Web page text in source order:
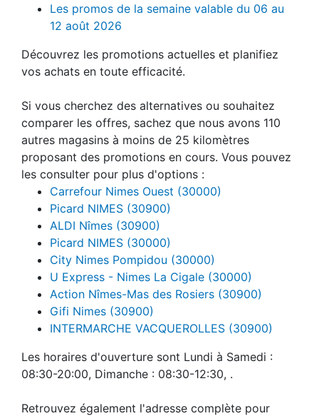
Les promos de la semaine valable du 06 au
12 août 2026
Découvrez les promotions actuelles et planifiez
vos achats en toute efficacité.
Si vous cherchez des alternatives ou souhaitez
comparer les offres, sachez que nous avons 110
autres magasins à moins de 25 kilomètres
proposant des promotions en cours. Vous pouvez
les consulter pour plus d'options :
Carrefour Nimes Ouest (30000)
Picard NIMES (30900)
ALDI Nîmes (30900)
Picard NIMES (30000)
City Nimes Pompidou (30000)
U Express - Nimes La Cigale (30000)
Action Nîmes-Mas des Rosiers (30900)
Gifi Nimes (30900)
INTERMARCHE VACQUEROLLES (30900)
Les horaires d'ouverture sont Lundi à Samedi :
08:30-20:00, Dimanche : 08:30-12:30, .
Retrouvez également l'adresse complète pour